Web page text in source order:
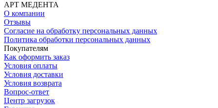
АРТ МЕДЕНТА
О компании
Отзывы
Согласие на обработку персональных данных
Политика обработки персональных данных
Покупателям
Как оформить заказ
Условия оплаты
Условия доставки
Условия возврата
Вопрос-ответ
Центр загрузок